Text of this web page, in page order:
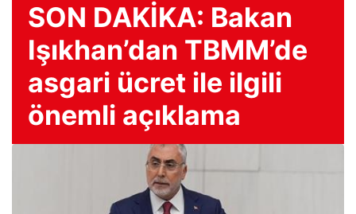
SON DAKİKA: Bakan
Işıkhan’dan TBMM’de
asgari ücret ile ilgili
önemli açıklama